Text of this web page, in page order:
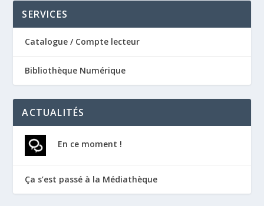
SERVICES
Catalogue / Compte lecteur
Bibliothèque Numérique
ACTUALITÉS
En ce moment !
Ça s’est passé à la Médiathèque